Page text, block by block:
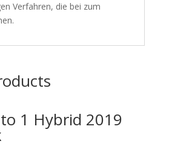
Verfahren, die bei zum
1 Hybrid 2019